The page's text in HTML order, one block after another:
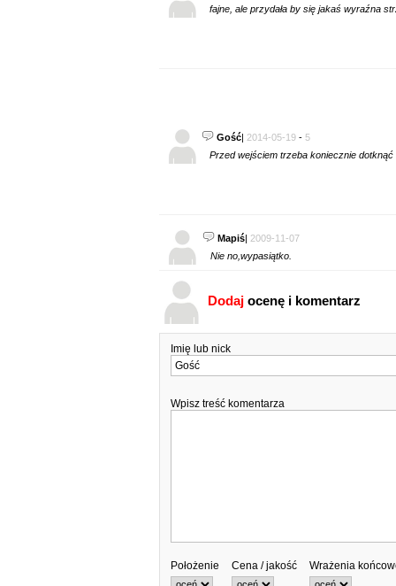
fajne, ale przydała by się jakaś wyraźna
Gość| 2014-05-19- 5
Przed wejściem trzeba koniecznie dotknąć
Mapiś| 2009-11-07
Nie no,wypasiątko.
Dodajocenę i komentarz
Imię lub nick
Wpisz treść komentarza
Położenie Cena / jakość Wrażenia